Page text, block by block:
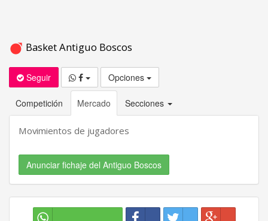
Basket Antiguo Boscos
Seguir Opciones
Competición Mercado Secciones
Movimientos de jugadores
Anunciar fichaje del Antiguo Boscos